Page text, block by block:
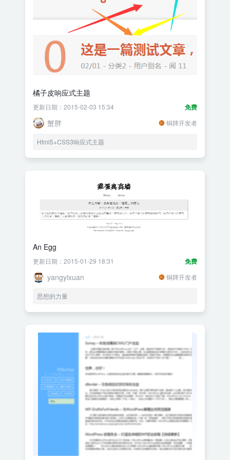
橘子皮响应式主题
免费
更新日期：2015-02-03 15:34
蟹胖 铜牌开发者
Html5+CSS3响应式主题
An Egg
免费
更新日期：2015-01-29 18:31
yangyixuan 铜牌开发者
思想的力量